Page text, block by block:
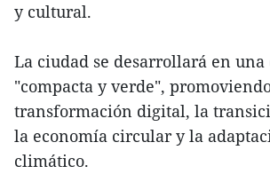
y cultural.
La ciudad se desarrollará en
"compacta y verde",
transformación digital, la
la economía circular y la
climático.